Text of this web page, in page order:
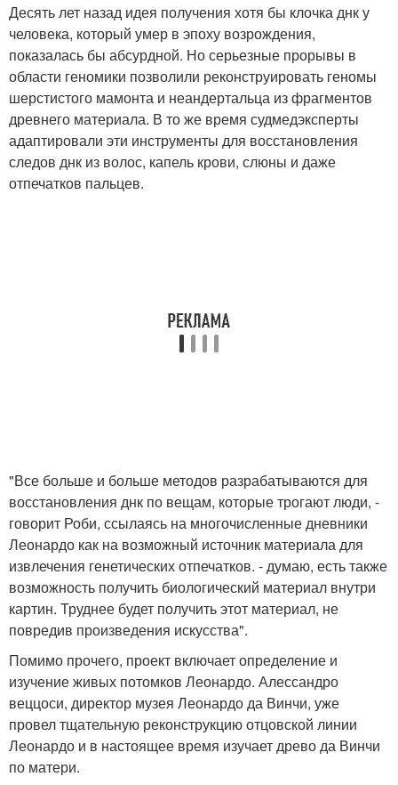
Десять лет назад идея получения хотя бы клочка днк у
человека, который умер в эпоху возрождения,
показалась бы абсурдной. Но серьезные прорывы в
области геномики позволили реконструировать геномы
шерстистого мамонта и неандертальца из фрагментов
древнего материала. В то же время судмедэксперты
адаптировали эти инструменты для восстановления
следов днк из волос, капель крови, слюны и даже
отпечатков пальцев.
"Все больше и больше методов разрабатываются для
восстановления днк по вещам, которые трогают люди, -
говорит Роби, ссылаясь на многочисленные дневники
Леонардо как на возможный источник материала для
извлечения генетических отпечатков. - думаю, есть также
возможность получить биологический материал внутри
картин. Труднее будет получить этот материал, не
повредив произведения искусства".
Помимо прочего, проект включает определение и
изучение живых потомков Леонардо. Алессандро
веццоси, директор музея Леонардо да Винчи, уже
провел тщательную реконструкцию отцовской линии
Леонардо и в настоящее время изучает древо да Винчи
по матери.